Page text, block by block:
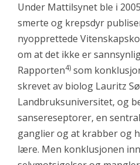
Under Mattilsynet ble i
smerte og krepsdyr
nyopprettede
om at det ikke er
Rapporten4) som
skrevet av biolog Lauritz
Landbruksuniversitet, og
sansereseptorer, en
ganglier og at krabber og
lære. Men konklusjonen